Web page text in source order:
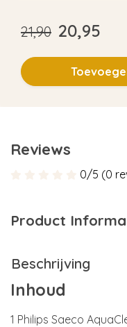
21,90 20,95
Reviews
0/5 (0
Product
Beschrijving
Inhoud
1 Philips Saeco